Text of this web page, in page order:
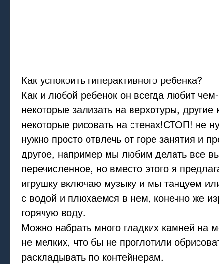
Как успокоить гиперактивного ребенка?
Как и любой ребенок он всегда любит
некоторые зализать на верхотуры, другие
некоторые рисовать на стенах!СТОП! не
нужно просто отвлечь от горе занятия и
другое, например мы любим делать все
перечисленное, но вместо этого я
игрушку включаю музыку и мы танцуем
с водой и плюхаемся в нем, конечно же
горячую воду.
Можно набрать много гладких камней на
не мелких, что бы не проглотили
раскладывать по контейнерам.